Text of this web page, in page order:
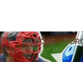
NOTICIAS